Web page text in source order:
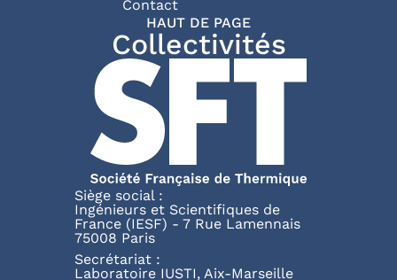
Pied de page
Contact
HAUT DE PAGE
Collectivités
Siège social :
Ingénieurs et Scientifiques de
France (IESF) - 7 Rue Lamennais
75008 Paris
Secrétariat :
Laboratoire IUSTI, Aix-Marseille